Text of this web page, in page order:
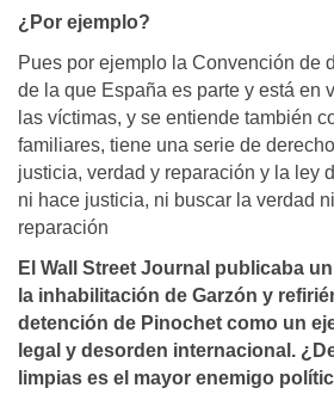
¿Por ejemplo?
Pues por ejemplo la Convención de
de la que España es parte y está en
las víctimas, y se entiende también
familiares, tiene una serie de
justicia, verdad y reparación y la ley
ni hace justicia, ni buscar la verdad
reparación
El Wall Street Journal publicaba
la inhabilitación de Garzón y
detención de Pinochet como un
legal y desorden internacional.
limpias es el mayor enemigo